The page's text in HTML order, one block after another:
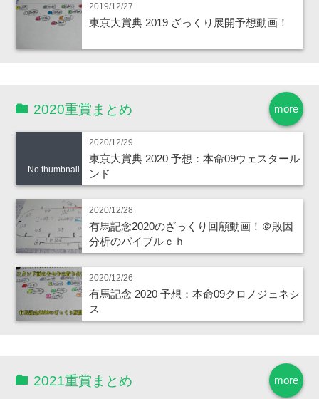
2019/12/27
東京大賞典 2019 ざっくり展開予想動画！
more
2020重賞まとめ
No thumbnail
2020/12/29
東京大賞典 2020 予想：本命09ウェスタール
ンド
2020/12/28
有馬記念2020のざっくり回顧動画！＠敗因
分析のバイブルｃｈ
2020/12/26
有馬記念 2020 予想：本命09クロノジェネシ
ス
more
2021重賞まとめ